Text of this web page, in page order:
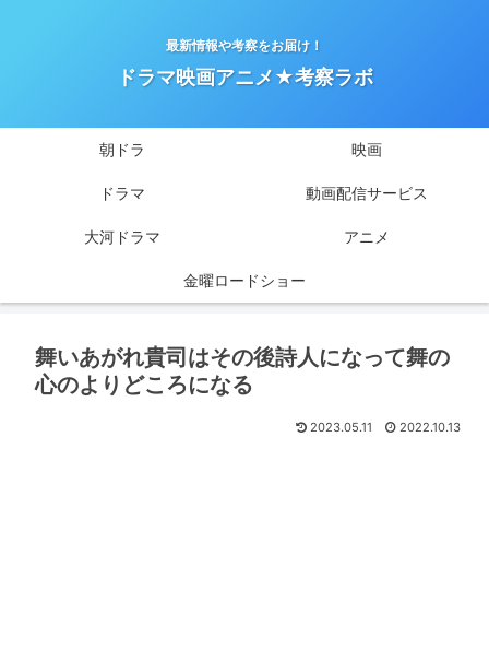
最新情報や考察をお届け！
ドラマ映画アニメ★考察ラボ
朝ドラ 映画
ドラマ 動画配信サービス
大河ドラマ アニメ
金曜ロードショー
舞いあがれ貴司はその後詩人になって舞の
心のよりどころになる
2023.05.11 2022.10.13